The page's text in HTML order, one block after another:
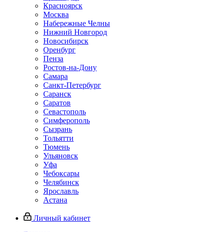
Красноярск
Москва
Набережные Челны
Нижний Новгород
Новосибирск
Оренбург
Пенза
Ростов-на-Дону
Самара
Санкт-Петербург
Саранск
Саратов
Севастополь
Симферополь
Сызрань
Тольятти
Тюмень
Ульяновск
Уфа
Чебоксары
Челябинск
Ярославль
Астана
Личный кабинет